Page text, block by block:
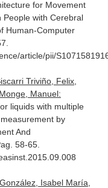
for Movement
People with Cerebral
Human-Computer
article/pii/
Triviño, Felix,
Manuel:
liquids with multiple
by
And
58-65.
Isabel María,